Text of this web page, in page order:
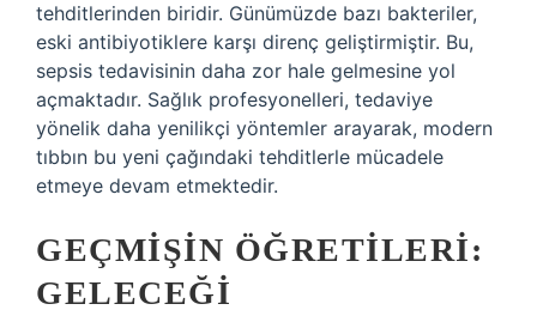
tehditlerinden biridir. Günümüzde bazı bakteriler,
eski antibiyotiklere karşı direnç geliştirmiştir. Bu,
sepsis tedavisinin daha zor hale gelmesine yol
açmaktadır. Sağlık profesyonelleri, tedaviye
yönelik daha yenilikçi yöntemler arayarak, modern
tıbbın bu yeni çağındaki tehditlerle mücadele
etmeye devam etmektedir.
GEÇMIŞIN ÖĞRETILERI:
GELECEĞI